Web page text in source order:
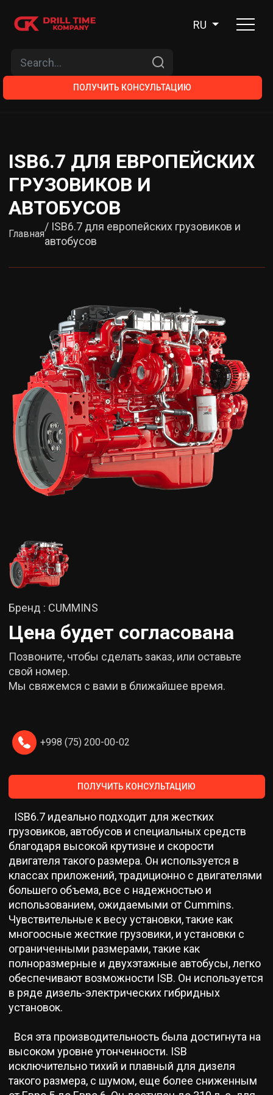
RU
ПОЛУЧИТЬ КОНСУЛЬТАЦИЮ
ISB6.7 ДЛЯ ЕВРОПЕЙСКИХ
ГРУЗОВИКОВ И
АВТОБУСОВ
Главная
/ ISB6.7 для европейских грузовиков и
автобусов
Бренд : CUMMINS
Цена будет согласована
Позвоните, чтобы сделать заказ, или оставьте
свой номер.
Мы свяжемся с вами в ближайшее время.
+998 (75) 200-00-02
ПОЛУЧИТЬ КОНСУЛЬТАЦИЮ
ISB6.7 идеально подходит для жестких
грузовиков, автобусов и специальных средств
благодаря высокой крутизне и скорости
двигателя такого размера. Он используется в
классах приложений, традиционно с двигателями
большего объема, все с надежностью и
использованием, ожидаемыми от Cummins.
Чувствительные к весу установки, такие как
многоосные жесткие грузовики, и установки с
ограниченными размерами, такие как
полноразмерные и двухэтажные автобусы, легко
обеспечивают возможности ISB. Он используется
в ряде дизель-электрических гибридных
установок.
Вся эта производительность была достигнута на
высоком уровне утонченности. ISB
исключительно тихий и плавный для дизеля
такого размера, с шумом, еще более сниженным